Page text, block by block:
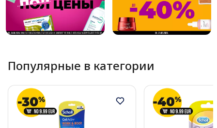
Популярные в категории